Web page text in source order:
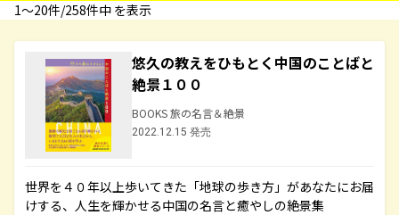
1〜20件/258件中 を表示
悠久の教えをひもとく中国のことばと
絶景１００
BOOKS 旅の名言＆絶景
2022.12.15 発売
世界を４０年以上歩いてきた「地球の歩き方」があなたにお届
けする、人生を輝かせる中国の名言と癒やしの絶景集